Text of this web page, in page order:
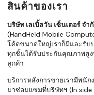
สินค้าของเรา
บริษัท เลเบิ้ลวัน เซ็นเตอร์ จำ
(HandHeld Mobile
โค้ดขนาดใหญ่เราก็มีและรับ
ทุกชิ้นได้รับประกันคุณภาพสูง
ลูกค้า
บริการหลังการขายเรามีพนั
มาซ่อมแซมที่บริษัทฯ (In side